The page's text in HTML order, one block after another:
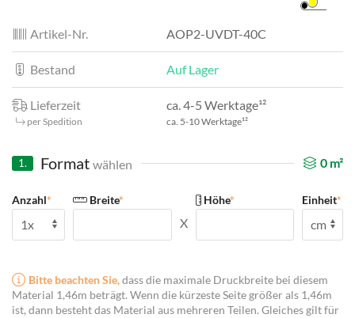
Artikel-Nr. AOP2-UVDT-40C
Bestand Auf Lager
Lieferzeit
per Spedition
ca. 4-5 Werktage¹²
ca. 5-10 Werktage¹²
1. Format wählen 0 m²
Anzahl* Breite*
X
Höhe* Einheit*
Bitte beachten Sie,dass die maximale Druckbreite bei diesem
Material 1,46m beträgt. Wenn die kürzeste Seite größer als 1,46m
ist, dann besteht das Material aus mehreren Teilen. Gleiches gilt für